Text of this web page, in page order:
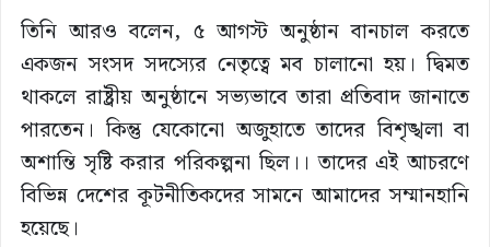
তিনি আরও বলেন, ৫ আগস্ট অনুষ্ঠান বানচাল করতে
একজন সংসদ সদস্যের নেতৃত্বে মব চালানো হয়। দ্বিমত
থাকলে রাষ্ট্রীয় অনুষ্ঠানে সভ্যভাবে তারা প্রতিবাদ জানাতে
পারতেন। কিন্তু যেকোনো অজুহাতে তাদের বিশৃঙ্খলা বা
অশান্তি সৃষ্টি করার পরিকল্পনা ছিল।। তাদের এই আচরণে
বিভিন্ন দেশের কূটনীতিকদের সামনে আমাদের সম্মানহানি
হয়েছে।